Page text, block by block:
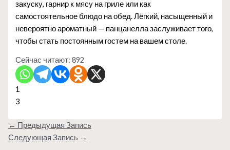
закуску, гарнир к мясу на гриле или как
самостоятельное блюдо на обед. Лёгкий, насыщенный и
невероятно ароматный — панцанелла заслуживает того,
чтобы стать постоянным гостем на вашем столе.
Сейчас читают: 892
1
3
← Предыдущая Запись
Следующая Запись →